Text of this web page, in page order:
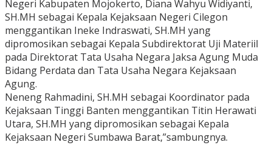
Negeri Kabupaten Mojokerto, Diana Wahyu Widiyanti,
SH.MH sebagai Kepala Kejaksaan Negeri Cilegon
menggantikan Ineke Indraswati, SH.MH yang
dipromosikan sebagai Kepala Subdirektorat Uji Materiil
pada Direktorat Tata Usaha Negara Jaksa Agung Muda
Bidang Perdata dan Tata Usaha Negara Kejaksaan
Agung.
Neneng Rahmadini, SH.MH sebagai Koordinator pada
Kejaksaan Tinggi Banten menggantikan Titin Herawati
Utara, SH.MH yang dipromosikan sebagai Kepala
Kejaksaan Negeri Sumbawa Barat,”sambungnya.